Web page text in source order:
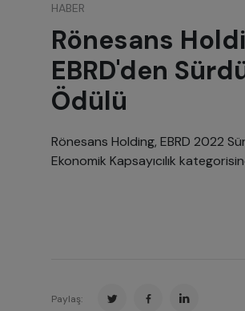
HABER
Rönesans
EBRD'den
Ödülü
Rönesans Holding, EBRD 2022
Ekonomik Kapsayıcılık
Paylaş: